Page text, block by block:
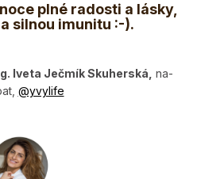
plné radosti a lásky,
silnou imunitu :-).
Iveta Ječmík Skuherská, na­
@y­vylife